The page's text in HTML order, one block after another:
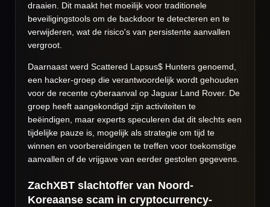
draaien. Dit maakt het moeilijk voor traditionele
beveiligingstools om de backdoor te detecteren en te
verwijderen, wat de risico's van persistente aanvallen
vergroot.
Daarnaast werd Scattered Lapsus$ Hunters genoemd,
een hacker-groep die verantwoordelijk wordt gehouden
voor de recente cyberaanval op Jaguar Land Rover. De
groep heeft aangekondigd zijn activiteiten te
beëindigen, maar experts speculeren dat dit slechts een
tijdelijke pauze is, mogelijk als strategie om tijd te
winnen en voorbereidingen te treffen voor toekomstige
aanvallen of de vrijgave van eerder gestolen gegevens.
ZachXBT slachtoffer van Noord-
Koreaanse scam in cryptocurrency-